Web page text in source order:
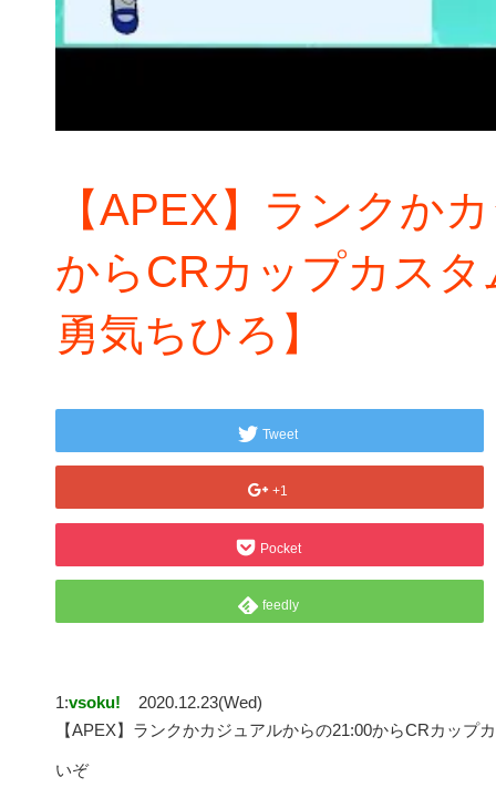
【APEX】ランクか
からCRカップカス
勇気ちひろ】
Tweet
+1
Pocket
feedly
1:vsoku!
2020.12.23(Wed)
【APEX】ランクかカジュアルからの21:00からCRカッ
いぞ